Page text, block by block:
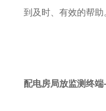
到及时、有效的帮
配电房局放监测终